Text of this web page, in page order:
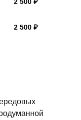
2 500 ₽